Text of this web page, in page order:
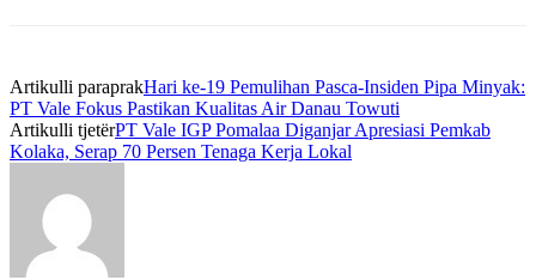
Artikulli paraprakHari ke-19 Pemulihan Pasca-Insiden Pipa Minyak:
PT Vale Fokus Pastikan Kualitas Air Danau Towuti
Artikulli tjetërPT Vale IGP Pomalaa Diganjar Apresiasi Pemkab
Kolaka, Serap 70 Persen Tenaga Kerja Lokal